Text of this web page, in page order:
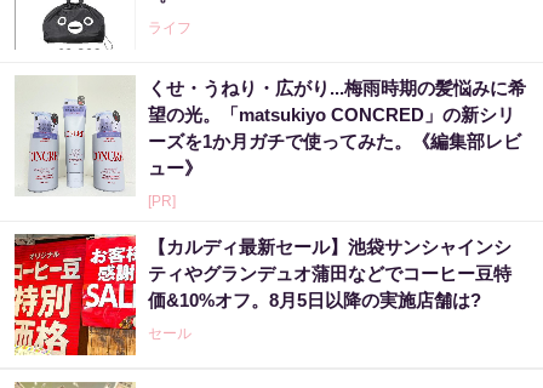
ライフ
くせ・うねり・広がり...梅雨時期の髪悩みに希
望の光。「matsukiyo CONCRED」の新シリ
ーズを1か月ガチで使ってみた。《編集部レビ
ュー》
[PR]
【カルディ最新セール】池袋サンシャインシ
ティやグランデュオ蒲田などでコーヒー豆特
価&10%オフ。8月5日以降の実施店舗は?
セール